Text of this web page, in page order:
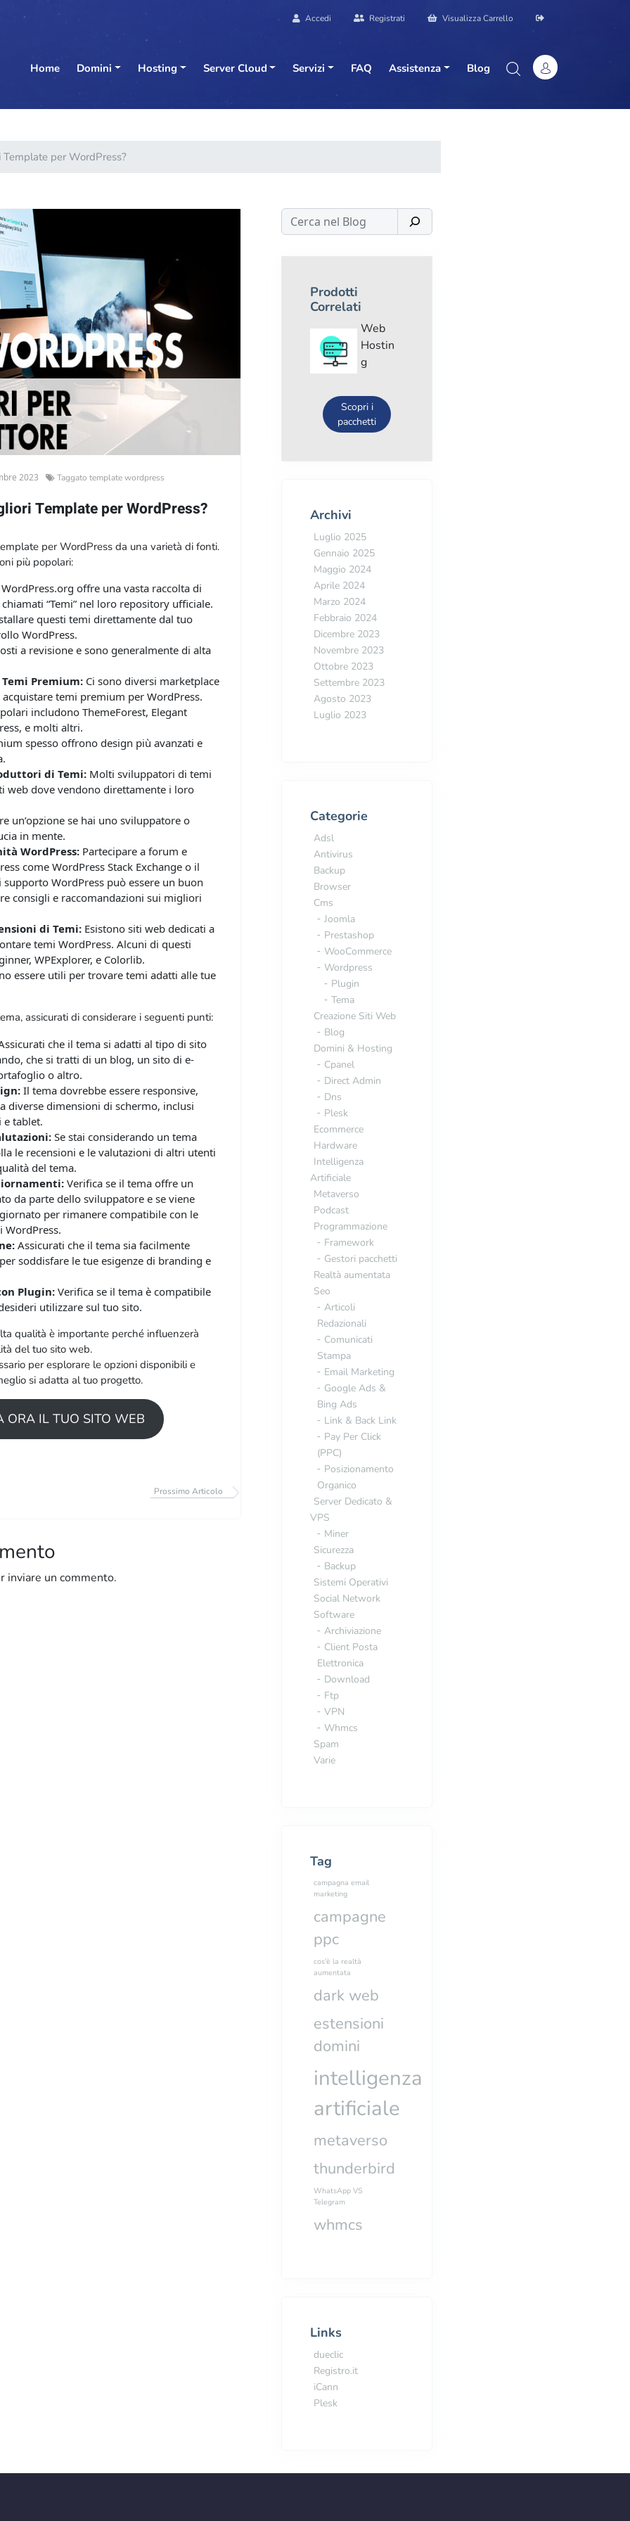
Accedi Registrati Visualizza Carrello
Home Domini Hosting Server Cloud Servizi FAQ Assistenza Blog
per WordPress?
2023 Taggato template wordpress
Template per WordPress?
per WordPress da una varietà di fonti.
più popolari:
offre una vasta raccolta di
“Temi” nel loro repository ufficiale.
questi temi direttamente dal tuo
WordPress.
a revisione e sono generalmente di alta
Premium:Ci sono diversi marketplace
temi premium per WordPress.
includono ThemeForest, Elegant
e molti altri.
spesso offrono design più avanzati e
di Temi:Molti sviluppatori di temi
web dove vendono direttamente i loro
un’opzione se hai uno sviluppatore o
in mente.
WordPress:Partecipare a forum e
come WordPress Stack Exchange o il
WordPress può essere un buon
consigli e raccomandazioni sui migliori
di Temi:Esistono siti web dedicati a
temi WordPress. Alcuni di questi
WPExplorer, e Colorlib.
essere utili per trovare temi adatti alle tue
assicurati di considerare i seguenti punti:
che il tema si adatti al tipo di sito
che si tratti di un blog, un sito di e-
o altro.
Il tema dovrebbe essere responsive,
diverse dimensioni di schermo, inclusi
tablet.
Se stai considerando un tema
le recensioni e le valutazioni di altri utenti
del tema.
Verifica se il tema offre un
da parte dello sviluppatore e se viene
per rimanere compatibile con le
Assicurati che il tema sia facilmente
soddisfare le tue esigenze di branding e
Plugin:Verifica se il tema è compatibile
utilizzare sul tuo sito.
qualità è importante perché influenzerà
del tuo sito web.
per esplorare le opzioni disponibili e
si adatta al tuo progetto.
ORA IL TUO SITO WEB
Prossimo Articolo
inviare un commento.
Cerca
Prodotti
Correlati
Web
Hostin
g
Scopri i
pacchetti
Archivi
Luglio 2025
Gennaio 2025
Maggio 2024
Aprile 2024
Marzo 2024
Febbraio 2024
Dicembre 2023
Novembre 2023
Ottobre 2023
Settembre 2023
Agosto 2023
Luglio 2023
Categorie
Adsl
Antivirus
Backup
Browser
Cms
Joomla
Prestashop
WooCommerce
Wordpress
Plugin
Tema
Creazione Siti Web
Blog
Domini & Hosting
Cpanel
Direct Admin
Dns
Plesk
Ecommerce
Hardware
Intelligenza
Artificiale
Metaverso
Podcast
Programmazione
Framework
Gestori pacchetti
Realtà aumentata
Seo
Articoli
Redazionali
Comunicati
Stampa
Email Marketing
Google Ads &
Bing Ads
Link & Back Link
Pay Per Click
(PPC)
Posizionamento
Organico
Server Dedicato &
VPS
Miner
Sicurezza
Backup
Sistemi Operativi
Social Network
Software
Archiviazione
Client Posta
Elettronica
Download
Ftp
VPN
Whmcs
Spam
Varie
Tag
campagna email
marketing
campagne
ppc
cos'è la realtà
aumentata
dark web
estensioni
domini
intelligenza
artificiale
metaverso
thunderbird
WhatsApp VS
Telegram
whmcs
Links
dueclic
Registro.it
iCann
Plesk